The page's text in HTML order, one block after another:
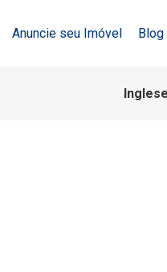
Anuncie seu Imóvel Blog